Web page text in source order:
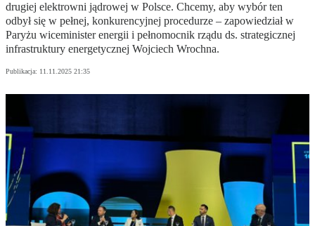
drugiej elektrowni jądrowej w Polsce. Chcemy, aby wybór ten
odbył się w pełnej, konkurencyjnej procedurze – zapowiedział w
Paryżu wiceminister energii i pełnomocnik rządu ds. strategicznej
infrastruktury energetycznej Wojciech Wrochna.
Publikacja: 11.11.2025 21:35